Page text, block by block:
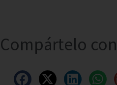
Compártelo